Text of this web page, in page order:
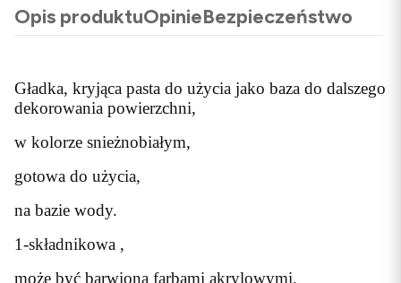
Opis produktuOpinieBezpieczeństwo
Gładka, kryjąca pasta do użycia jako baza do dalszego
dekorowania powierzchni,
w kolorze snieżnobiałym,
gotowa do użycia,
na bazie wody.
1-składnikowa ,
może być barwiona farbami akrylowymi.